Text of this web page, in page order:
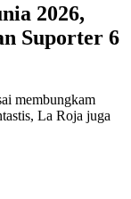
2026,
Suporter 6
membungkam
La Roja juga